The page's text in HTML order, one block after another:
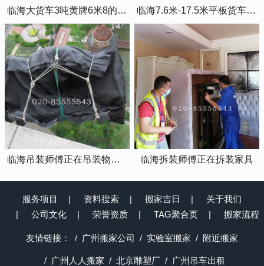
临海大货车3吨黄牌6米8的厢式货车 临海7.6米-17.5米平板货车出租
临海吊装师傅正在吊装物品上楼 临海拆装师傅正在拆装家具
服务项目 资料搜索 搬家吉日
关于我们
公司文化
荣誉资质 TAG聚合页 搬家流程
友情链接： 广州搬家公司 实验室搬家 附近搬家
广州人人搬家 北京雕塑厂 广州吊车出租